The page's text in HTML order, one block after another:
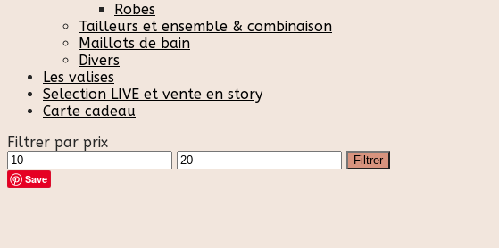
Robes
Tailleurs et ensemble & combinaison
Maillots de bain
Divers
Les valises
Selection LIVE et vente en story
Carte cadeau
Filtrer par prix
Prix
min
Prix
max
Filtrer
Save